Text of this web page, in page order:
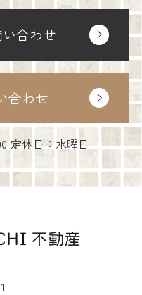
合わせ
合わせ
定休日：水曜日